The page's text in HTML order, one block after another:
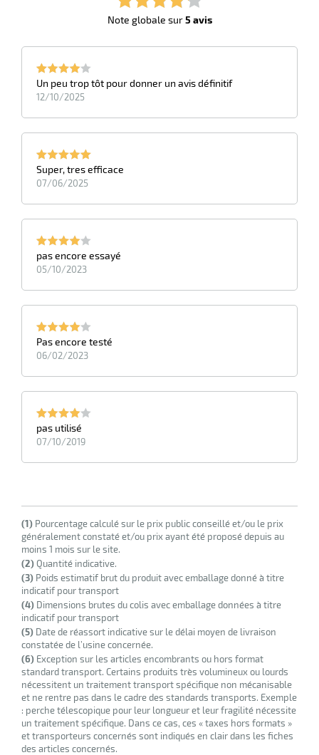
Note globale sur5 avis
Un peu trop tôt pour donner un avis définitif
12/10/2025
Super, tres efficace
07/06/2025
pas encore essayé
05/10/2023
Pas encore testé
06/02/2023
pas utilisé
07/10/2019
(1) Pourcentage calculé sur le prix public conseillé et/ou le prix
généralement constaté et/ou prix ayant été proposé depuis au
moins 1 mois sur le site.
(2)Quantité indicative.
(3) Poids estimatif brut du produit avec emballage donné à titre
indicatif pour transport
(4) Dimensions brutes du colis avec emballage données à titre
indicatif pour transport
(5) Date de réassort indicative sur le délai moyen de livraison
constatée de l’usine concernée.
(6) Exception sur les articles encombrants ou hors format
standard transport. Certains produits très volumineux ou lourds
nécessitent un traitement transport spécifique non mécanisable
et ne rentre pas dans le cadre des standards transports. Exemple
: perche télescopique pour leur longueur et leur fragilité nécessite
un traitement spécifique. Dans ce cas, ces « taxes hors formats »
et transporteurs concernés sont indiqués en clair dans les fiches
des articles concernés.